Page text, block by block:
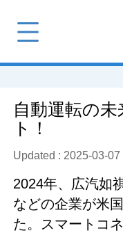
自動運転の
ト！
Updated : 2025-03-07
2024年、広汽如
などの企業が米
た。スマートコ